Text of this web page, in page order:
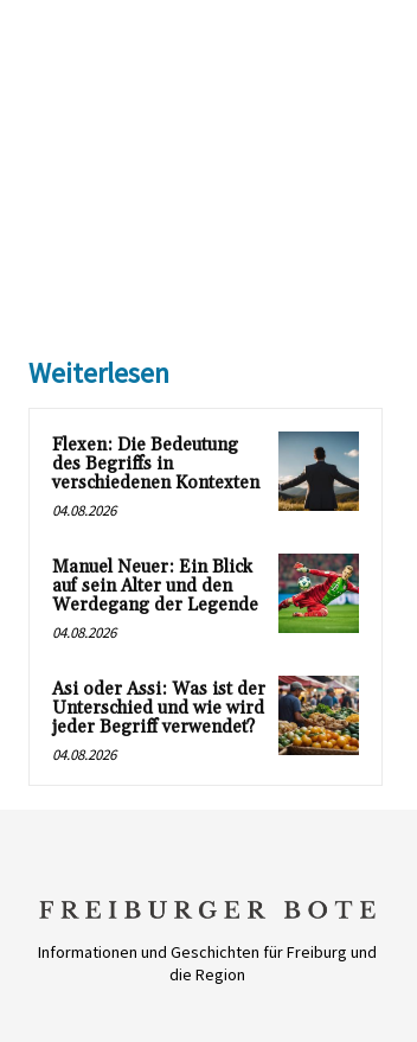
Weiterlesen
Flexen: Die Bedeutung
des Begriffs in
verschiedenen Kontexten
04.08.2026
Manuel Neuer: Ein Blick
auf sein Alter und den
Werdegang der Legende
04.08.2026
Asi oder Assi: Was ist der
Unterschied und wie wird
jeder Begriff verwendet?
04.08.2026
Informationen und Geschichten für Freiburg und
die Region